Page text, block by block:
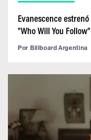
Evanescence
"Who Will You Follow"
Por Billboard Argentina